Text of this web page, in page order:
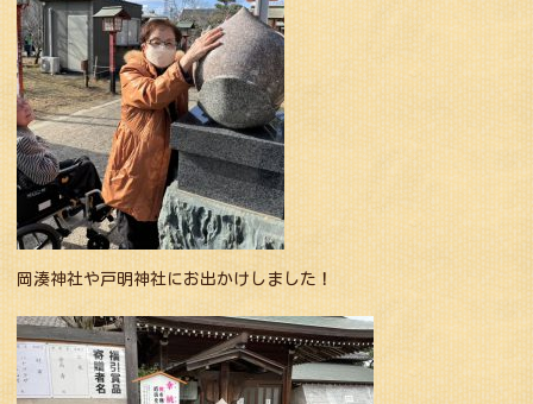
岡湊神社や戸明神社にお出かけしました！